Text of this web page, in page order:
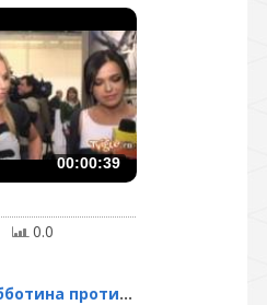
00:00:39
0.0
Дарья Субботина против ...